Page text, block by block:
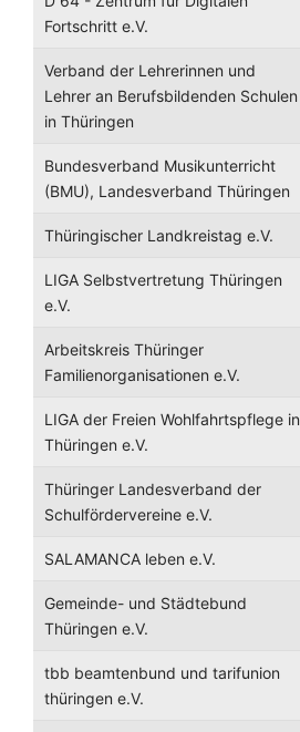
Fortschritt e.V.
Verband der Lehrerinnen und
Lehrer an Berufsbildenden Schulen
in Thüringen
Bundesverband Musikunterricht
(BMU), Landesverband Thüringen
Thüringischer Landkreistag e.V.
LIGA Selbstvertretung Thüringen
e.V.
Arbeitskreis Thüringer
Familienorganisationen e.V.
LIGA der Freien Wohlfahrtspflege in
Thüringen e.V.
Thüringer Landesverband der
Schulfördervereine e.V.
SALAMANCA leben e.V.
Gemeinde- und Städtebund
Thüringen e.V.
tbb beamtenbund und tarifunion
thüringen e.V.